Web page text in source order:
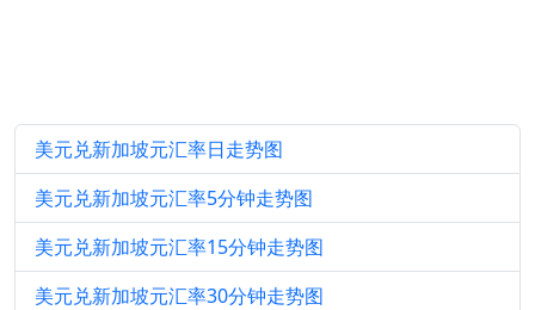
美元兑新加坡元汇率日走势图
美元兑新加坡元汇率5分钟走势图
美元兑新加坡元汇率15分钟走势图
美元兑新加坡元汇率30分钟走势图